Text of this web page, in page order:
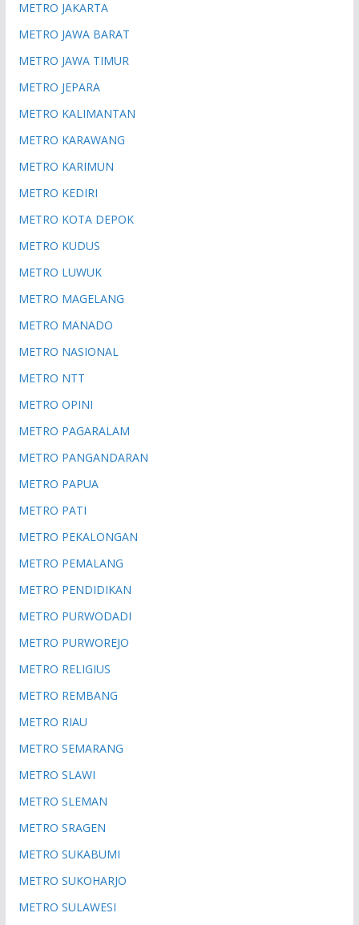
METRO JAKARTA
METRO JAWA BARAT
METRO JAWA TIMUR
METRO JEPARA
METRO KALIMANTAN
METRO KARAWANG
METRO KARIMUN
METRO KEDIRI
METRO KOTA DEPOK
METRO KUDUS
METRO LUWUK
METRO MAGELANG
METRO MANADO
METRO NASIONAL
METRO NTT
METRO OPINI
METRO PAGARALAM
METRO PANGANDARAN
METRO PAPUA
METRO PATI
METRO PEKALONGAN
METRO PEMALANG
METRO PENDIDIKAN
METRO PURWODADI
METRO PURWOREJO
METRO RELIGIUS
METRO REMBANG
METRO RIAU
METRO SEMARANG
METRO SLAWI
METRO SLEMAN
METRO SRAGEN
METRO SUKABUMI
METRO SUKOHARJO
METRO SULAWESI